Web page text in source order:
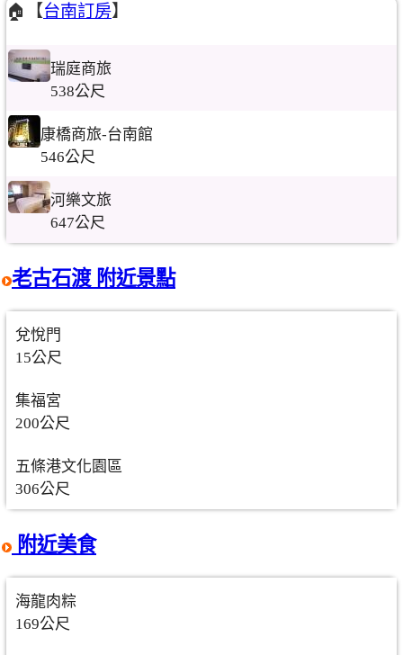
🏠【台南訂房】
瑞庭商旅
538公尺
康橋商旅-台南館
546公尺
河樂文旅
647公尺
老古石渡 附近景點
兌悅門
15公尺
集福宮
200公尺
五條港文化園區
306公尺
附近美食
海龍肉粽
169公尺